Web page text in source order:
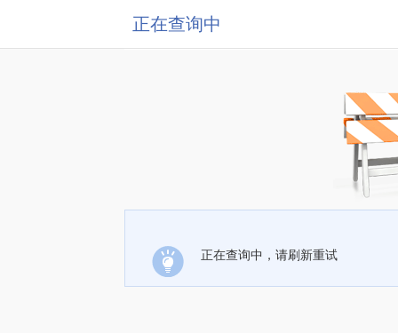
正在查询中
正在查询中，请刷新重试